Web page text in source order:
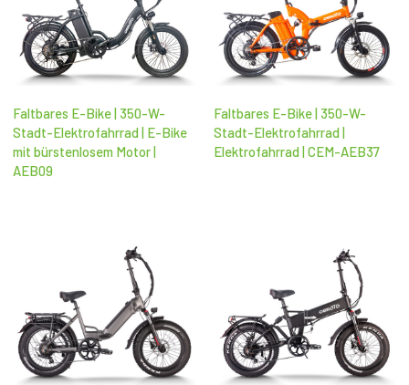
Faltbares E-Bike | 350-W-
Stadt-Elektrofahrrad | E-Bike
mit bürstenlosem Motor |
AEB09
Faltbares E-Bike | 350-W-
Stadt-Elektrofahrrad |
Elektrofahrrad | CEM-AEB37